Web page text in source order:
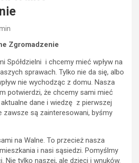
Zgromadzenie
Spółdzielni i chcemy mieć wpływ na
sprawach. Tylko nie da się, albo
nie wychodząc z domu. Nasza
potwierdzi, że chcemy sami mieć
dane i wiedzę z pierwszej
zawsze są zainteresowani, byśmy
na Walne. To przecież nasza
i nasi sąsiedzi. Pomyślmy
Nie tylko naszej, ale dzieci i wnuków.